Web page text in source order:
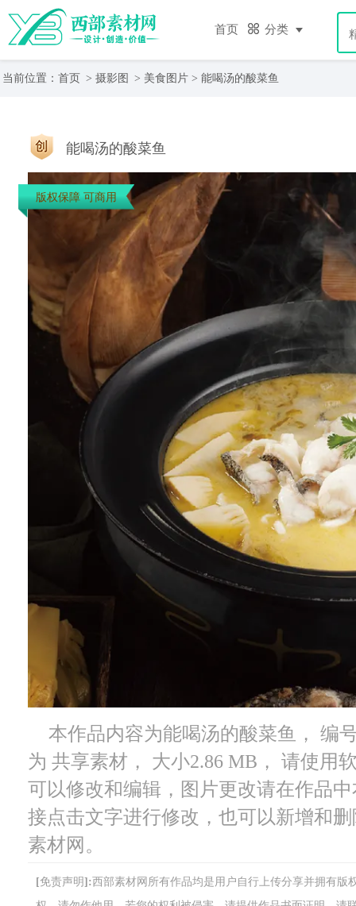
首页 分类
当前位置： 首页 > 摄影图 > 美食图片 > 能喝汤的酸菜鱼
能喝汤的酸菜鱼
版权保障 可商用
本作品内容为能喝汤的酸菜鱼， 编
为 共享素材， 大小2.86 MB， 请使用
可以修改和编辑，图片更改请在作品
接点击文字进行修改，也可以新增和
素材网。
[免责声明]:西部素材网所有作品均是用户自行上传分享并拥有